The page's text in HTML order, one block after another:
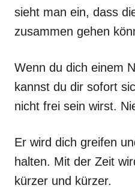
sieht man ein, dass
zusammen gehen
Wenn du dich einem
kannst du dir sofort
nicht frei sein wirst.
Er wird dich greifen
halten. Mit der Zeit
kürzer und kürzer.